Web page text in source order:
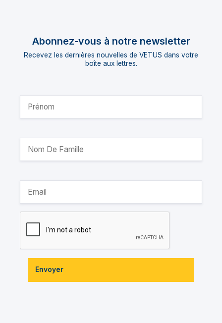
Abonnez-vous à notre newsletter
Recevez les dernières nouvelles de VETUS dans votre
boîte aux lettres.
Envoyer